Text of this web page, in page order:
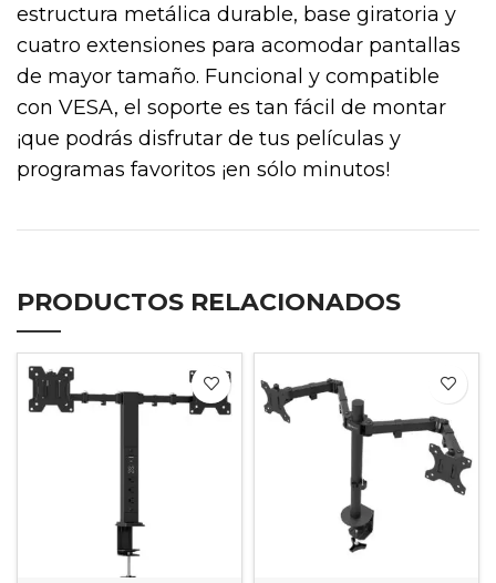
estructura metálica durable, base giratoria y
cuatro extensiones para acomodar pantallas
de mayor tamaño. Funcional y compatible
con VESA, el soporte es tan fácil de montar
¡que podrás disfrutar de tus películas y
programas favoritos ¡en sólo minutos!
PRODUCTOS RELACIONADOS